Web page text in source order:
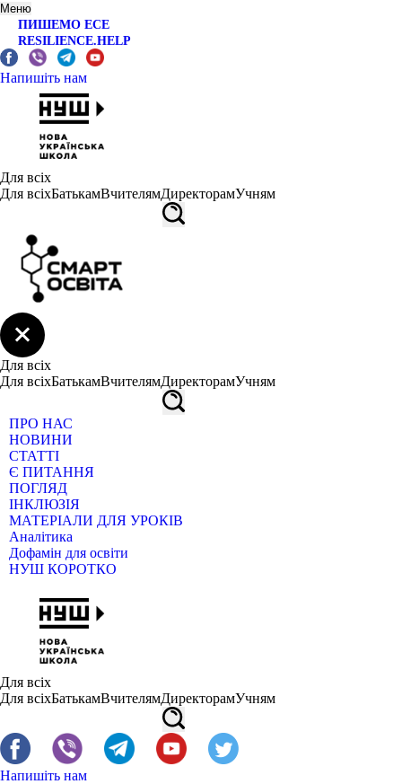
Меню
ПИШЕМО ЕСЕ
RESILIENCE.HELP
Напишіть нам
Для всіх
Для всіхБатькамВчителямДиректорамУчням
Для всіх
Для всіхБатькамВчителямДиректорамУчням
ПРО НАС
НОВИНИ
СТАТТІ
Є ПИТАННЯ
ПОГЛЯД
ІНКЛЮЗІЯ
МАТЕРІАЛИ ДЛЯ УРОКІВ
Аналітика
Дофамін для освіти
НУШ КОРОТКО
Для всіх
Для всіхБатькамВчителямДиректорамУчням
Напишіть нам